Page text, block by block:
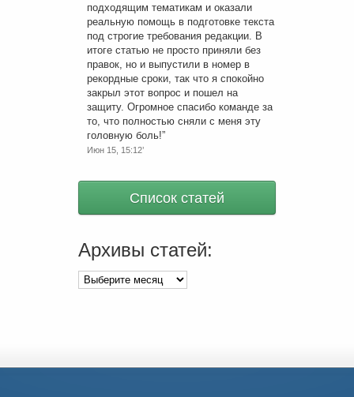
подходящим тематикам и оказали
реальную помощь в подготовке текста
под строгие требования редакции. В
итоге статью не просто приняли без
правок, но и выпустили в номер в
рекордные сроки, так что я спокойно
закрыл этот вопрос и пошел на
защиту. Огромное спасибо команде за
то, что полностью сняли с меня эту
головную боль!”
Июн 15, 15:12’
Список статей
Архивы статей:
Архивы
статей: